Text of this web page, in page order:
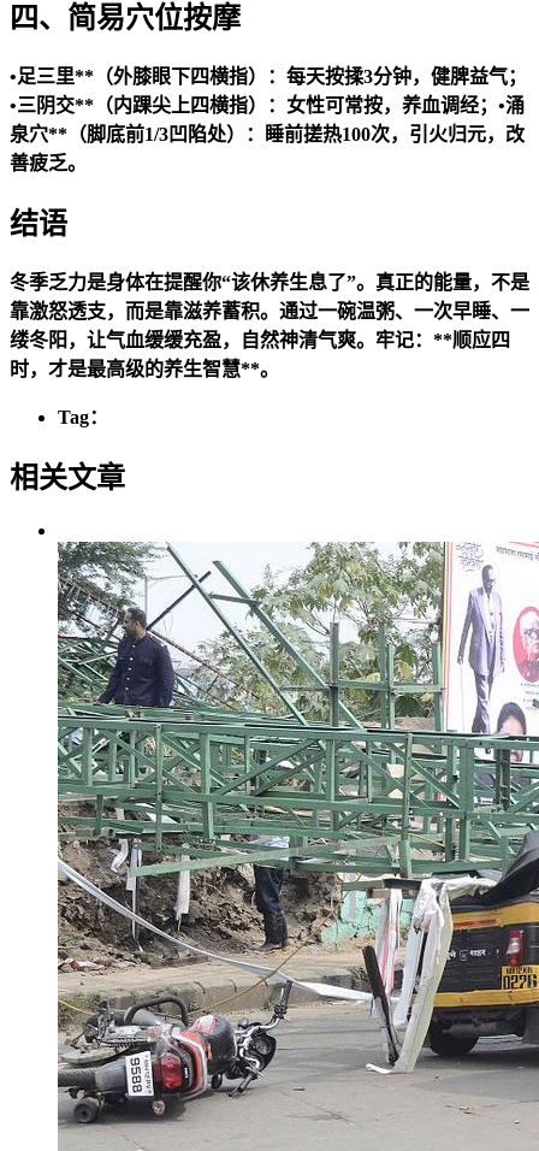
四、简易穴位按摩
•足三里**（外膝眼下四横指）：每天按揉3分钟，健脾益气；
•三阴交**（内踝尖上四横指）：女性可常按，养血调经；•涌
泉穴**（脚底前1/3凹陷处）：睡前搓热100次，引火归元，改
善疲乏。
结语
冬季乏力是身体在提醒你“该休养生息了”。真正的能量，不是
靠激怒透支，而是靠滋养蓄积。通过一碗温粥、一次早睡、一
缕冬阳，让气血缓缓充盈，自然神清气爽。牢记：**顺应四
时，才是最高级的养生智慧**。
Tag：
相关文章